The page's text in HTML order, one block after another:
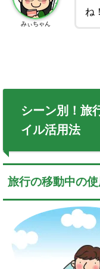
ね！
みぃちゃん
シーン別！旅
イル活用法
旅行の移動中の